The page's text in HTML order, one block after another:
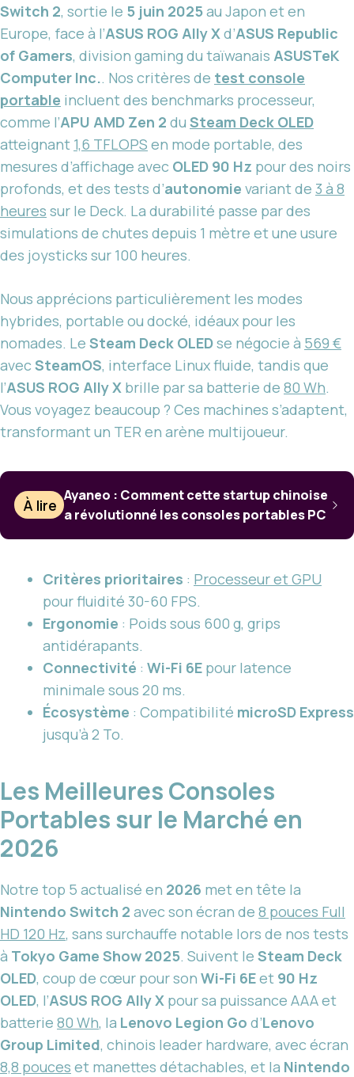
Switch 2, sortie le 5 juin 2025au Japon et en
Europe, face à l’ASUS ROG Ally Xd’ASUS Republic
of Gamers, division gaming du taïwanais ASUSTeK
Computer Inc.. Nos critères de test console
portable incluent des benchmarks processeur,
comme l’APU AMD Zen 2 du Steam Deck OLED
atteignant 1,6 TFLOPS en mode portable, des
mesures d’affichage avec OLED 90 Hz pour des noirs
profonds, et des tests d’autonomie variant de 3 à 8
heures sur le Deck. La durabilité passe par des
simulations de chutes depuis 1 mètre et une usure
des joysticks sur 100 heures.
Nous apprécions particulièrement les modes
hybrides, portable ou docké, idéaux pour les
nomades. Le Steam Deck OLEDse négocie à 569 €
avec SteamOS, interface Linux fluide, tandis que
l’ASUS ROG Ally X brille par sa batterie de 80 Wh.
Vous voyagez beaucoup ? Ces machines s’adaptent,
transformant un TER en arène multijoueur.
À lire
Ayaneo : Comment cette startup chinoise
a révolutionné les consoles portables PC
Critères prioritaires : Processeur et GPU
pour fluidité 30-60 FPS.
Ergonomie : Poids sous 600 g, grips
antidérapants.
Connectivité : Wi-Fi 6E pour latence
minimale sous 20 ms.
Écosystème : Compatibilité microSD Express
jusqu’à 2 To.
Les Meilleures Consoles
Portables sur le Marché en
2026
Notre top 5 actualisé en 2026 met en tête la
Nintendo Switch 2 avec son écran de 8 pouces Full
HD 120 Hz, sans surchauffe notable lors de nos tests
à Tokyo Game Show 2025. Suivent le Steam Deck
OLED, coup de cœur pour son Wi-Fi 6Eet 90 Hz
OLED, l’ASUS ROG Ally X pour sa puissance AAA et
batterie 80 Wh, la Lenovo Legion Go d’Lenovo
Group Limited, chinois leader hardware, avec écran
8,8 pouces et manettes détachables, et la Nintendo